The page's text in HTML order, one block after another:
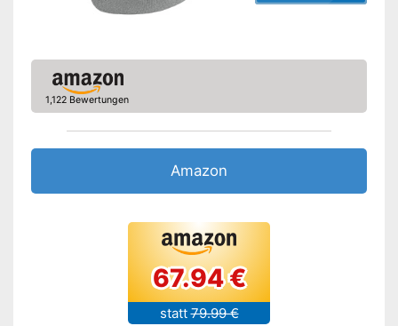
1,122 Bewertungen
Amazon
67.94 €
statt 79.99 €